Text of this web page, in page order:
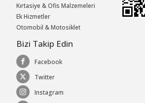
Kırtasiye & Ofis Malzemeleri
Ek Hizmetler
Otomobil & Motosiklet
Bizi Takip Edin
Facebook
Twitter
Instagram